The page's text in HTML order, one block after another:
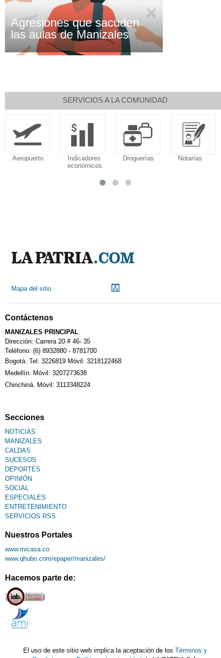
Agresiones que sacuden
las aulas de Manizales
SERVICIOS A LA COMUNIDAD
Aeropuerto
Indicadores
económicos
Droguerías Notarías
Mapa del sitio
Contáctenos
MANIZALES PRINCIPAL
Dirección: Carrera 20 # 46- 35
Teléfono: (6) 8932880 - 8781700
Bogotá. Tel: 3226819 Móvil: 3218122468
Medellín: Móvil: 3207273638
Chinchiná. Móvil: 3113348224
Secciones
NOTICIAS
MANIZALES
CALDAS
SUCESOS
DEPORTES
OPINIÓN
SOCIAL
ESPECIALES
ENTRETENIMIENTO
SERVICIOS RSS
Nuestros Portales
www.micasa.co
www.qhubo.com/epaper/manizales/
Hacemos parte de:
El uso de este sitio web implica la aceptación de losTérminos y